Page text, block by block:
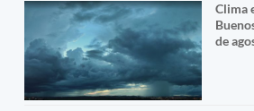
Clima
de